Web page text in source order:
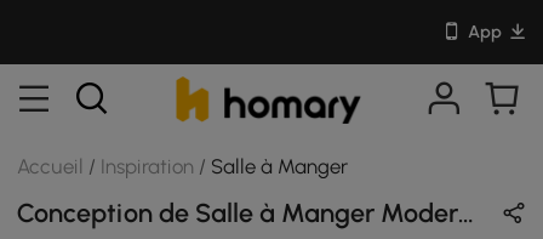
App
Accueil / Inspiration / Salle à Manger
Conception de Salle à Manger Moderne en Gris & Blanc avec Coton / Métal / En Bois